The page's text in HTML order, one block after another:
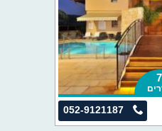
7
052-9121187